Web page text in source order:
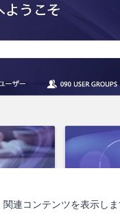
連コンテンツを表示しま